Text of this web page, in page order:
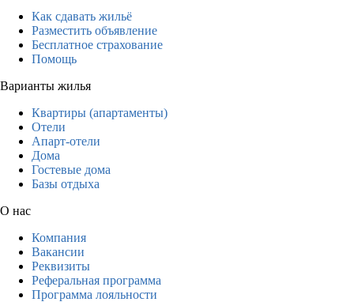
Как сдавать жильё
Разместить объявление
Бесплатное страхование
Помощь
Варианты жилья
Квартиры (апартаменты)
Отели
Апарт-отели
Дома
Гостевые дома
Базы отдыха
О нас
Компания
Вакансии
Реквизиты
Реферальная программа
Программа лояльности